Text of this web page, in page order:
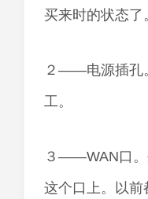
买来时的状态了
２——电源插孔
工。
３——WAN口。
这个口上。以